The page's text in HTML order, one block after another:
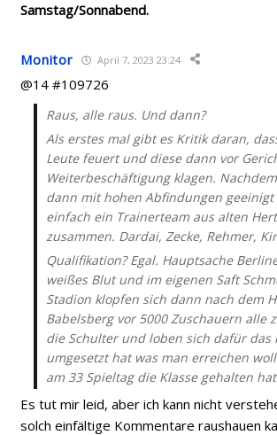
Samstag/Sonnabend.
Monitor April 7, 2023 23:24
@14 #109726
Raus, alle raus. Und dann?
Als erstes mal gibt es Kritik daran,
Leute feuert und diese dann vor
Weiterbeschäftigung klagen.
dann mit hohen Abfindungen
einfach ein Trainerteam aus alten
zusammen. Dardai, Zecke, Rehmer,
Qualifikation? Egal. Hauptsache
weißes Blut und im eigenen Saft
Stadion klopfen sich dann nach dem
Babelsberg vor 5000 Zuschauern alle
die Schulter und loben sich dafür das
umgesetzt hat was man erreichen
am 33 Spieltag die Klasse gehalten
Es tut mir leid, aber ich kann nicht
solch einfältige Kommentare raushauen